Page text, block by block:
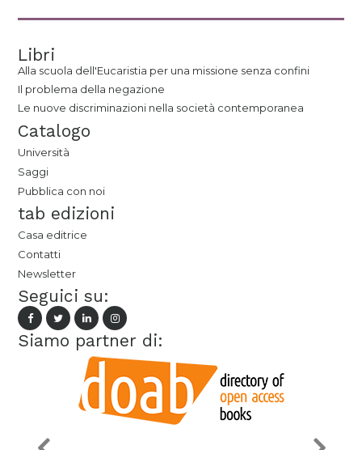
Libri
Alla scuola dell'Eucaristia per una missione senza confini
Il problema della negazione
Le nuove discriminazioni nella società contemporanea
Catalogo
Università
Saggi
Pubblica con noi
tab edizioni
Casa editrice
Contatti
Newsletter
Seguici su:
Siamo partner di: